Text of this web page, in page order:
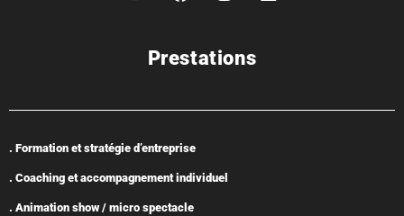
Prestations
. Formation et stratégie d’entreprise
. Coaching et accompagnement individuel
. Animation show / micro spectacle